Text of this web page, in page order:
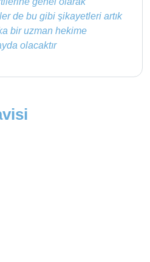
de bu gibi şikayetleri artık
bir uzman hekime
olacaktır